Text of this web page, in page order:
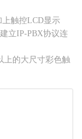
上触控LCD显示
立IP-PBX协议连
上的大尺寸彩色触